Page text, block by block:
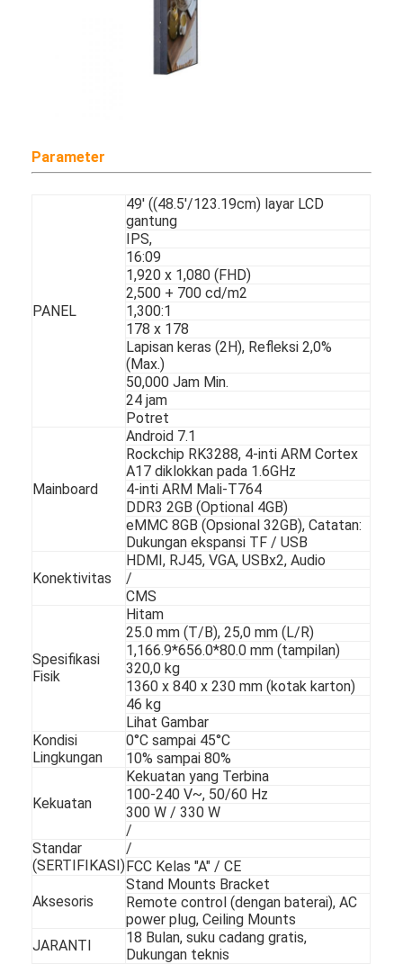
Drive Luar Ruangan Melalui Papan Menu
Panel LCD Bingkai Terbuka
LCD Terikat Secara Optik
Monitor LCD Bingkai Terbuka
Papan Menu Digital Dalam Ruangan
papan tanda digital dalam ruangan
Tanda Digital Tahan Air
Poster Digital Luar Ruang
Membentang Panel LCD
Parameter
PANEL
49' ((48.5'/123.19cm) layar LCD
gantung
IPS,
16:09
1,920 x 1,080 (FHD)
2,500 + 700 cd/m2
1,300:1
178 x 178
Lapisan keras (2H), Refleksi 2,0%
(Max.)
50,000 Jam Min.
24 jam
Potret
Mainboard
Android 7.1
Rockchip RK3288, 4-inti ARM Cortex
A17 diklokkan pada 1.6GHz
4-inti ARM Mali-T764
DDR3 2GB (Optional 4GB)
eMMC 8GB (Opsional 32GB), Catatan:
Dukungan ekspansi TF / USB
Konektivitas
HDMI, RJ45, VGA, USBx2, Audio
/
CMS
Spesifikasi
Fisik
Hitam
25.0 mm (T/B), 25,0 mm (L/R)
1,166.9*656.0*80.0 mm (tampilan)
320,0 kg
1360 x 840 x 230 mm (kotak karton)
46 kg
Lihat Gambar
Kondisi
Lingkungan
0°C sampai 45°C
10% sampai 80%
Kekuatan
Kekuatan yang Terbina
100-240 V~, 50/60 Hz
300 W / 330 W
/
Standar
(SERTIFIKASI)
/
FCC Kelas "A" / CE
Aksesoris
Stand Mounts Bracket
Remote control (dengan baterai), AC
power plug, Ceiling Mounts
JARANTI
18 Bulan, suku cadang gratis,
Dukungan teknis